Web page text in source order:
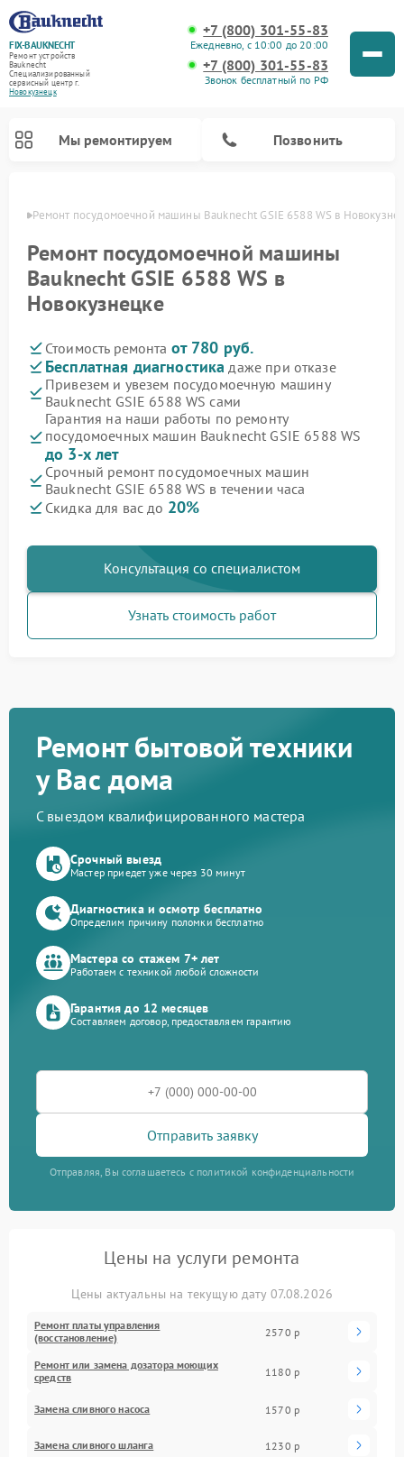
FIX-BAUKNECHT
Ремонт устройств
Bauknecht
Специализированный
cервисный центр г.
Новокузнецк
+7 (800) 301-55-83
Ежедневно, с 10:00 до 20:00
+7 (800) 301-55-83
Звонок бесплатный по РФ
Мы ремонтируем Позвонить
Ремонт посудомоечной машины Bauknecht GSIE 6588 WS в
Ремонт посудомоечной машины
Bauknecht GSIE 6588 WS в
Новокузнецке
Стоимость ремонта от 780 руб.
Бесплатная диагностика даже при отказе
Привезем и увезем посудомоечную машину
Bauknecht GSIE 6588 WS сами
Гарантия на наши работы по ремонту
посудомоечных машин Bauknecht GSIE 6588 WS
до 3-х лет
Срочный ремонт посудомоечных машин
Bauknecht GSIE 6588 WS в течении часа
Скидка для вас до 20%
Консультация со специалистом
Узнать стоимость работ
Ремонт бытовой техники
у Вас дома
С выездом квалифицированного мастера
Срочный выезд
Мастер приедет уже через 30 минут
Диагностика и осмотр бесплатно
Определим причину поломки бесплатно
Мастера со стажем 7+ лет
Работаем с техникой любой сложности
Гарантия до 12 месяцев
Составляем договор, предоставляем гарантию
Отправить заявку
Отправляя, Вы соглашаетесь с политикой конфиденциальности
Цены на услуги ремонта
Цены актуальны на текущую дату 07.08.2026
Ремонт платы управления
(восстановление)
2570 р
Ремонт или замена дозатора моющих
средств
1180 р
Замена сливного насоса 1570 р
Замена сливного шланга 1230 р